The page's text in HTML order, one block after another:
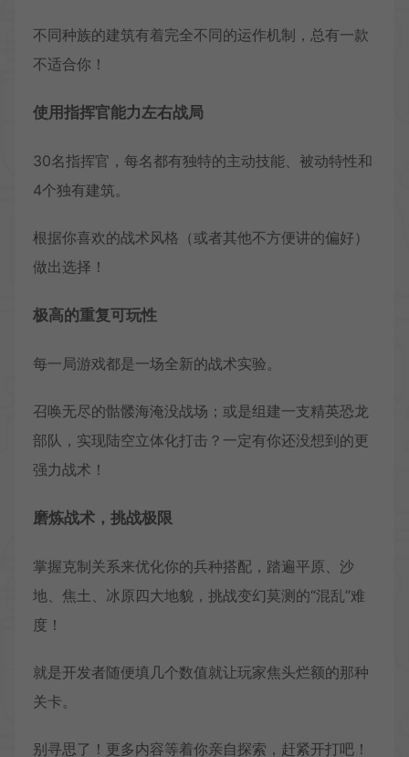
不同种族的建筑有着完全不同的运作机制，总有一款
不适合你！
使用指挥官能力左右战局
30名指挥官，每名都有独特的主动技能、被动特性和
4个独有建筑。
根据你喜欢的战术风格（或者其他不方便讲的偏好）
做出选择！
极高的重复可玩性
每一局游戏都是一场全新的战术实验。
召唤无尽的骷髅海淹没战场；或是组建一支精英恐龙
部队，实现陆空立体化打击？一定有你还没想到的更
强力战术！
磨炼战术，挑战极限
掌握克制关系来优化你的兵种搭配，踏遍平原、沙
地、焦土、冰原四大地貌，挑战变幻莫测的“混乱”难
度！
就是开发者随便填几个数值就让玩家焦头烂额的那种
关卡。
别寻思了！更多内容等着你亲自探索，赶紧开打吧！